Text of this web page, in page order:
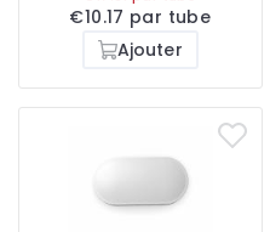
€10.17 par tube
Ajouter